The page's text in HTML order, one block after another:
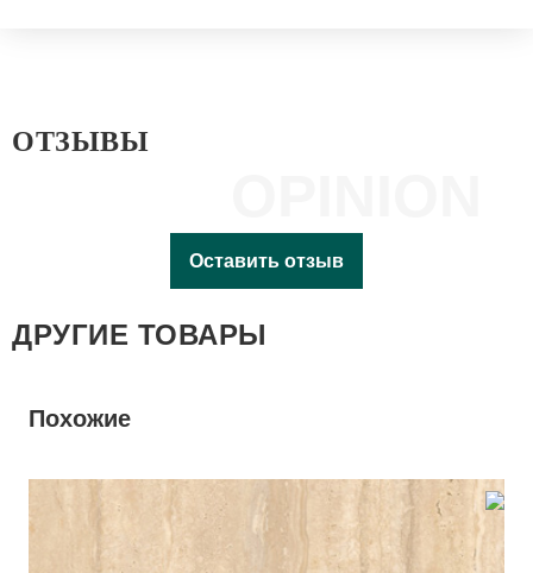
ОТЗЫВЫ
Оставить отзыв
ДРУГИЕ ТОВАРЫ
Похожие